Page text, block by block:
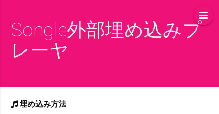
Songle外部埋め込みプ
レーヤ
埋め込み方法